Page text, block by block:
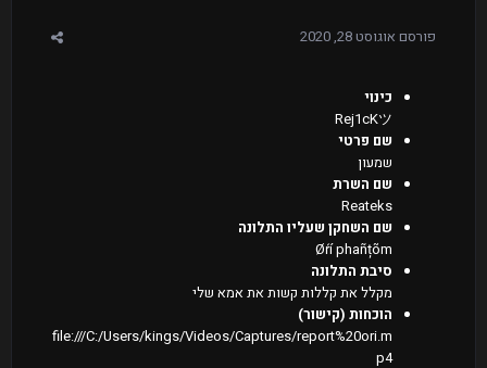
פורסם אוגוסט 28, 2020
כינוי
Rej1cKツ
שם פרטי
שמעון
שם השרת
Reateks
שם השחקן שעליו התלונה
Øŕí phañțõm
סיבת התלונה
מקלל את קללות קשות את אמא שלי
הוכחות (קישור)
file:///C:/Users/kings/Videos/Captures/report%20ori.m
p4